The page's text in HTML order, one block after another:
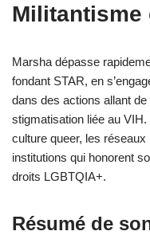
Militantisme
Marsha dépasse
fondant STAR, en
dans des actions allant
stigmatisation liée au VIH.
culture queer, les
institutions qui honorent
droits LGBTQIA+.
Résumé de